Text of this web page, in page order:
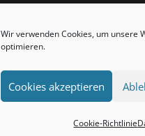
Wir verwenden Cookies, um unsere
optimieren.
Cookies akzeptieren
Cookie-Richtlinie